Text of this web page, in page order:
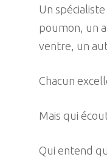
Un
poumon, un
ventre, un
Chacun
Mais qui
Qui entend